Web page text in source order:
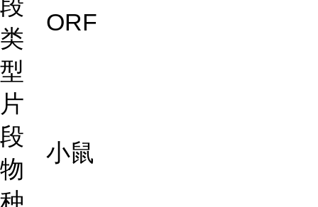
段
类
型
ORF
片
段
物
种
小鼠